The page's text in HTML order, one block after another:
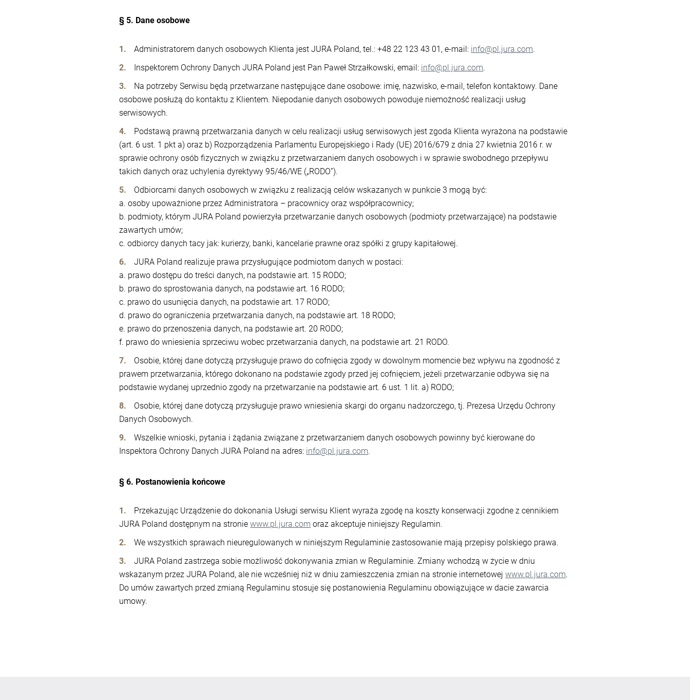
§ 5. Dane osobowe
Administratorem danych osobowych Klienta jest JURA Poland, tel.: +48 22 123 43 01, e-mail: info@pl.jura.com.
Inspektorem Ochrony Danych JURA Poland jest Pan Paweł Strzałkowski, email: info@pl.jura.com.
Na potrzeby Serwisu będą przetwarzane następujące dane osobowe: imię, nazwisko, e-mail, telefon kontaktowy. Dane
osobowe posłużą do kontaktu z Klientem. Niepodanie danych osobowych powoduje niemożność realizacji usług
serwisowych.
Podstawą prawną przetwarzania danych w celu realizacji usług serwisowych jest zgoda Klienta wyrażona na podstawie
(art. 6 ust. 1 pkt a) oraz b) Rozporządzenia Parlamentu Europejskiego i Rady (UE) 2016/679 z dnia 27 kwietnia 2016 r. w
sprawie ochrony osób fizycznych w związku z przetwarzaniem danych osobowych i w sprawie swobodnego przepływu
takich danych oraz uchylenia dyrektywy 95/46/WE („RODO”).
Odbiorcami danych osobowych w związku z realizacją celów wskazanych w punkcie 3 mogą być:
a. osoby upoważnione przez Administratora – pracownicy oraz współpracownicy;
b. podmioty, którym JURA Poland powierzyła przetwarzanie danych osobowych (podmioty przetwarzające) na podstawie
zawartych umów;
c. odbiorcy danych tacy jak: kurierzy, banki, kancelarie prawne oraz spółki z grupy kapitałowej.
JURA Poland realizuje prawa przysługujące podmiotom danych w postaci:
a. prawo dostępu do treści danych, na podstawie art. 15 RODO;
b. prawo do sprostowania danych, na podstawie art. 16 RODO;
c. prawo do usunięcia danych, na podstawie art. 17 RODO;
d. prawo do ograniczenia przetwarzania danych, na podstawie art. 18 RODO;
e. prawo do przenoszenia danych, na podstawie art. 20 RODO;
f. prawo do wniesienia sprzeciwu wobec przetwarzania danych, na podstawie art. 21 RODO.
Osobie, której dane dotyczą przysługuje prawo do cofnięcia zgody w dowolnym momencie bez wpływu na zgodność z
prawem przetwarzania, którego dokonano na podstawie zgody przed jej cofnięciem, jeżeli przetwarzanie odbywa się na
podstawie wydanej uprzednio zgody na przetwarzanie na podstawie art. 6 ust. 1 lit. a) RODO;
Osobie, której dane dotyczą przysługuje prawo wniesienia skargi do organu nadzorczego, tj. Prezesa Urzędu Ochrony
Danych Osobowych.
Wszelkie wnioski, pytania i żądania związane z przetwarzaniem danych osobowych powinny być kierowane do
Inspektora Ochrony Danych JURA Poland na adres: info@pl.jura.com.
§ 6. Postanowienia końcowe
Przekazując Urządzenie do dokonania Usługi serwisu Klient wyraża zgodę na koszty konserwacji zgodne z cennikiem
JURA Poland dostępnym na stroniewww.pl.jura.com oraz akceptuje niniejszy Regulamin.
We wszystkich sprawach nieuregulowanych w niniejszym Regulaminie zastosowanie mają przepisy polskiego prawa.
JURA Poland zastrzega sobie możliwość dokonywania zmian w Regulaminie. Zmiany wchodzą w życie w dniu
wskazanym przez JURA Poland, ale nie wcześniej niż w dniu zamieszczenia zmian na stronie internetowejwww.pl.jura.com.
Do umów zawartych przed zmianą Regulaminu stosuje się postanowienia Regulaminu obowiązujące w dacie zawarcia
umowy.